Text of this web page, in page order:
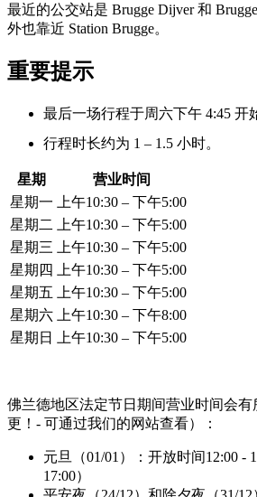
最近的公交站是 Brugge Dijver 和
外也靠近 Station Brugge。
重要提示
最后一场行程于周六下午 4:45 开
行程时长约为 1 – 1.5 小时。
星期
营业时间
星期一
上午10:30 – 下午5:00
星期二
上午10:30 – 下午5:00
星期三
上午10:30 – 下午5:00
星期四
上午10:30 – 下午5:00
星期五
上午10:30 – 下午5:00
星期六
上午10:30 – 下午8:00
星期日
上午10:30 – 下午5:00
佛兰德地区法定节日期间营业时间会
更！- 可通过我们的网站查看）：
元旦（01/01）：开放时间12:00 -
17:00）